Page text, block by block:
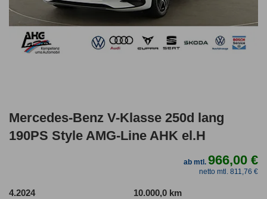
Mercedes-Benz V-Klasse 250d lang
190PS Style AMG-Line AHK el.H
ab mtl.966,00 €
netto mtl. 811,76 €
4.2024 10.000,0 km